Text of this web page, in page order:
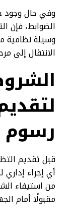
وفي حال وجود
الضوابط، فإن
وسيلة نظامية
الانتقال إلى
رسوم
قبل تقديم
أي إجراء
من استيفاء
مقبولًا أمام